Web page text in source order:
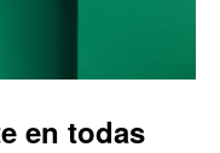
en todas